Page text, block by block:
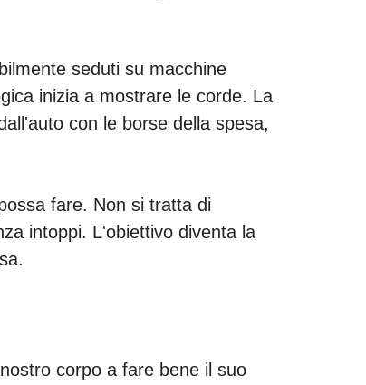
seduti su macchine
inizia a mostrare le corde. La
con le borse della spesa,
fare. Non si tratta di
intoppi. L'obiettivo diventa la
corpo a fare bene il suo